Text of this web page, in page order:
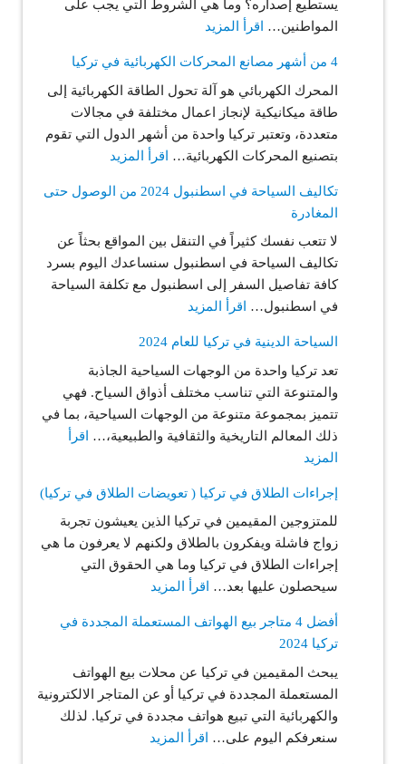
يستطيع إصداره؟ وما هي الشروط التي يجب على
المواطنين…
اقرأ المزيد
التسجيل
على
الكرت
الأخضر
في
2024
من
كافة
مزاياه
وكافة
4 من أشهر مصانع المحركات الكهربائية في تركيا
المحرك الكهربائي هو آلة تحول الطاقة الكهربائية إلى
طاقة ميكانيكية لإنجاز اعمال مختلفة في مجالات
متعددة، وتعتبر تركيا واحدة من أشهر الدول التي تقوم
بتصنيع المحركات الكهربائية… اقرأ المزيد
من
مصانع
المحركات
الكهربائية
تكاليف السياحة في اسطنبول 2024 من الوصول حتى
المغادرة
لا تتعب نفسك كثيراً في التنقل بين المواقع بحثاً عن
تكاليف السياحة في اسطنبول سنساعدك اليوم بسرد
كافة تفاصيل السفر إلى اسطنبول مع تكلفة السياحة
في اسطنبول…
اقرأ المزيد
السياحة
في
اسطنبول
2024
من
المغادرة
السياحة الدينية في تركيا للعام 2024
تعد تركيا واحدة من الوجهات السياحية الجاذبة
والمتنوعة التي تناسب مختلف أذواق السياح. فهي
تتميز بمجموعة متنوعة من الوجهات السياحية، بما في
ذلك المعالم التاريخية والثقافية والطبيعية،… اقرأ
المزيد
الدينية
في
تركيا
للعام
2024
إجراءات الطلاق في تركيا ( تعويضات الطلاق في تركيا)
للمتزوجين المقيمين في تركيا الذين يعيشون تجربة
زواج فاشلة ويفكرون بالطلاق ولكنهم لا يعرفون ما هي
إجراءات الطلاق في تركيا وما هي الحقوق التي
سيحصلون عليها بعد…
اقرأ المزيد
الطلاق
تركيا
(
تعويضات
الطلاق
أفضل 4 متاجر بيع الهواتف المستعملة المجددة في
تركيا 2024
يبحث المقيمين في تركيا عن محلات بيع الهواتف
المستعملة المجددة في تركيا أو عن المتاجر الالكترونية
والكهربائية التي تبيع هواتف مجددة في تركيا. لذلك
سنعرفكم اليوم على… اقرأ المزيد